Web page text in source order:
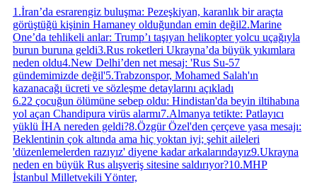
1 .İran’da esrarengiz buluşma: Pezeşkiyan, karanlık bir araçta
görüştüğü kişinin Hamaney olduğundan emin değil2.Marine
One’da tehlikeli anlar: Trump’ı taşıyan helikopter yolcu uçağıyla
burun buruna geldi3.Rus roketleri Ukrayna’da büyük yıkımlara
neden oldu4.New Delhi’den net mesaj: 'Rus Su-57
gündemimizde değil'5.Trabzonspor, Mohamed Salah'ın
kazanacağı ücreti ve sözleşme detaylarını açıkladı
6.22 çocuğun ölümüne sebep oldu: Hindistan'da beyin iltihabına
yol açan Chandipura virüs alarmı7.Almanya tetikte: Patlayıcı
yüklü İHA nereden geldi?8.Özgür Özel'den çerçeve yasa mesajı:
Beklentinin çok altında ama hiç yoktan iyi; şehit aileleri
'düzenlemelerden razıyız' diyene kadar arkalarındayız9.Ukrayna
neden en büyük Rus alışveriş sitesine saldırıyor?10.MHP
İstanbul Milletvekili Yönter,